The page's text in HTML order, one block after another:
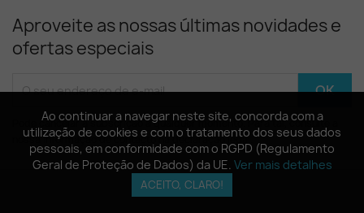
Ao continuar a navegar neste site, concorda com a
utilização de cookies e com o tratamento dos seus dados
pessoais, em conformidade com o RGPD (Regulamento
Geral de Proteção de Dados) da UE. Ver mais detalhes
ACEITO, CLARO!
Aproveite as nossas últimas novidades e
ofertas especiais
Pode cancelar a subscrição a qualquer momento. Para tal, consulte a
nossa informação de contacto na declaração legal.
Ao continuar a navegar neste site, concorda com a
utilização de cookies e com o tratamento dos seus dados
pessoais, em conformidade com o RGPD (Regulamento
Geral de Proteção de Dados) da UE. Ver mais detalhes
ACEITO, CLARO!